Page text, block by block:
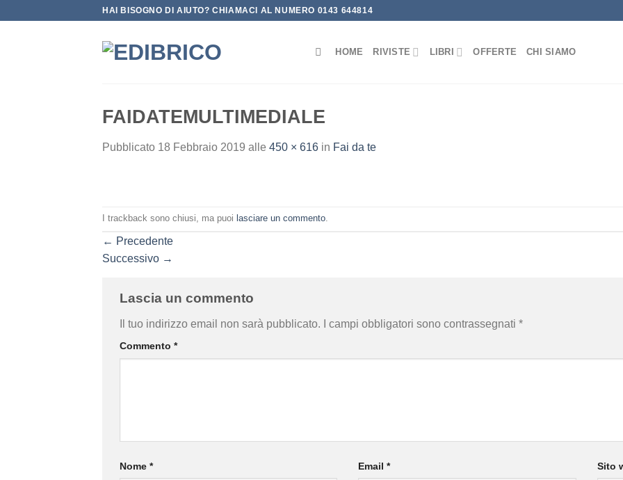
HAI BISOGNO DI AIUTO? CHIAMACI AL NUMERO 0143 644814
HOME RIVISTE LIBRI OFFERTE CHI SIAMO
FAIDATEMULTIMEDIALE
Pubblicato 18 Febbraio 2019 alle 450 × 616 in Fai da te
I trackback sono chiusi, ma puoi lasciare un commento
← Precedente
Successivo →
Lascia un commento
Il tuo indirizzo email non sarà pubblicato. I campi obbligatori sono contrassegnati *
Commento *
Nome * Email* Sito